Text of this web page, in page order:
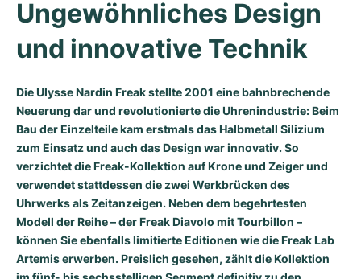
Milgauss
Oyster Perpetual
Yacht-Master
Yacht-Master II
Sea-Dweller
Sky-Dweller
Submariner
Damenuhren
Ronde
Rotonde
Crash
Pasha
Tortue
Baignoire
Ballon Blanc
Professional
Bentley
Transocean
Cockpit
Chronospace
Super Avenger
Galactic
Formula 1
Grand Carrera
Gebraucht
Damenuhren
Portofino
Portugieser
Da Vinci
Aquatimer
Spitfire
GST
Vintage
Spirit of Big Bang
King Power
Gebraucht
Ungewöhnliches Design
und innovative Technik
Die Ulysse Nardin Freak stellte 2001 eine bahnbrechende
Neuerung dar und revolutionierte die Uhrenindustrie: Beim
Bau der Einzelteile kam erstmals das Halbmetall Silizium
zum Einsatz und auch das Design war innovativ. So
verzichtet die Freak-Kollektion auf Krone und Zeiger und
verwendet stattdessen die zwei Werkbrücken des
Uhrwerks als Zeitanzeigen. Neben dem begehrtesten
Modell der Reihe – der Freak Diavolo mit Tourbillon –
können Sie ebenfalls limitierte Editionen wie die Freak Lab
Artemis erwerben. Preislich gesehen, zählt die Kollektion